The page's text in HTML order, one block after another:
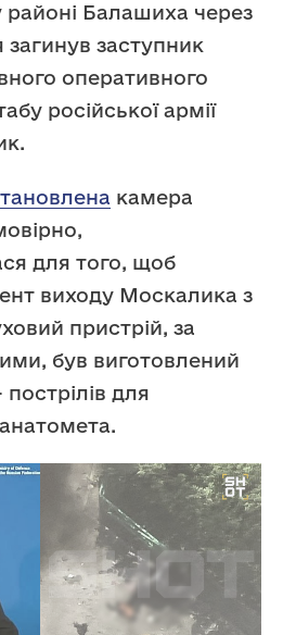
Балашиха через
загинув заступник
оперативного
російської армії
камера
для того, щоб
виходу Москалика з
пристрій, за
був виготовлений
для